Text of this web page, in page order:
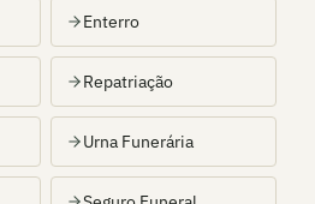
Enterro
Repatriação
Urna Funerária